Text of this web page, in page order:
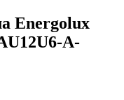
Energolux
A-